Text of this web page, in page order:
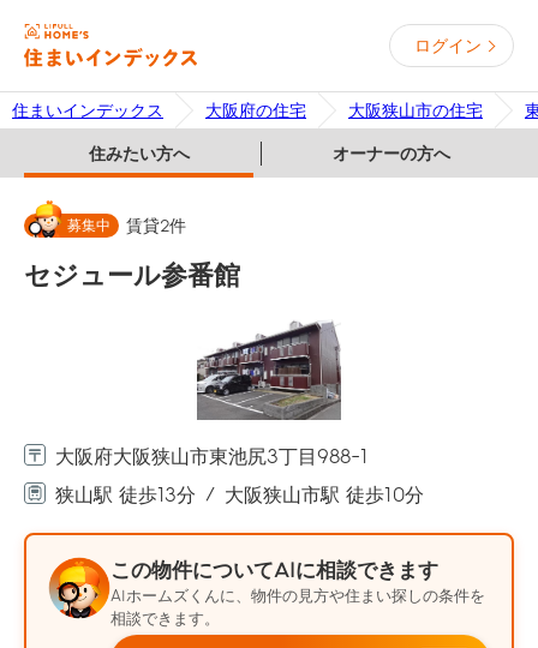
ログイン
住まいインデックス 大阪府の住宅 大阪狭山市の住宅
住みたい方へ オーナーの方へ
募集中 賃貸2件
セジュール参番館
大阪府大阪狭山市東池尻3丁目988-1
狭山駅 徒歩13分
大阪狭山市駅 徒歩10分
この物件についてAIに相談できます
AIホームズくんに、物件の見方や住まい探しの条件を
相談できます。